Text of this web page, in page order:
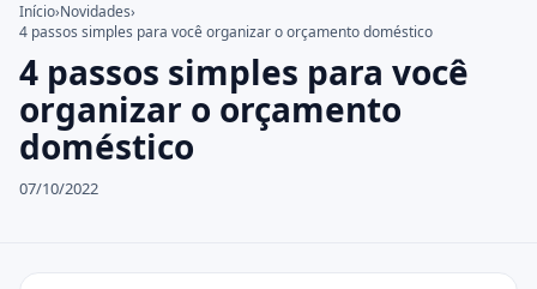
Cartão de Crédito
Consignado
Conta Digital
Empréstimo
Buscar no site
Buscar por:
Pressione Enter para buscar ou ESC para fechar.
Início›Novidades›
4 passos simples para você organizar o orçamento doméstico
4 passos simples para você
organizar o orçamento
doméstico
07/10/2022